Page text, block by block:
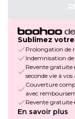
Sublimez
Prolongation de
Indemnisation
Revente gratuite
seconde vie à vos
Couverture
avec
Revente gratuite
En savoir plus